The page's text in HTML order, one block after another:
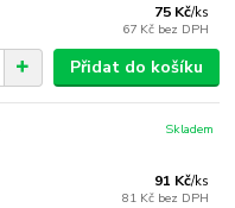
75 Kč/ks
67 Kč bez DPH
Přidat do košíku
91 Kč/ks
81 Kč bez DPH
Skladem